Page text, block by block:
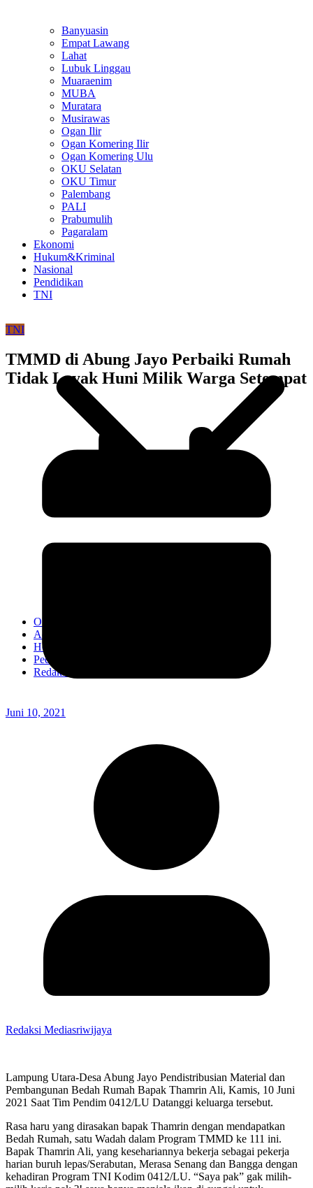
Banyuasin
Empat Lawang
Lahat
Lubuk Linggau
Muaraenim
MUBA
Muratara
Musirawas
Ogan Ilir
Ogan Komering Ilir
Ogan Komering Ulu
OKU Selatan
OKU Timur
Palembang
PALI
Prabumulih
Pagaralam
Ekonomi
Hukum&Kriminal
Nasional
Pendidikan
TNI
OPINI
Advertorial
Headline
Pedoman Media Ciber
Redaksi
TNI
TMMD di Abung Jayo Perbaiki Rumah
Tidak Layak Huni Milik Warga Setempat
Juni 10, 2021
Redaksi Mediasriwijaya
Lampung Utara-Desa Abung Jayo Pendistribusian Material dan
Pembangunan Bedah Rumah Bapak Thamrin Ali, Kamis, 10 Juni
2021 Saat Tim Pendim 0412/LU Datanggi keluarga tersebut.
Rasa haru yang dirasakan bapak Thamrin dengan mendapatkan
Bedah Rumah, satu Wadah dalam Program TMMD ke 111 ini.
Bapak Thamrin Ali, yang kesehariannya bekerja sebagai pekerja
harian buruh lepas/Serabutan, Merasa Senang dan Bangga dengan
kehadiran Program TNI Kodim 0412/LU. “Saya pak” gak milih-